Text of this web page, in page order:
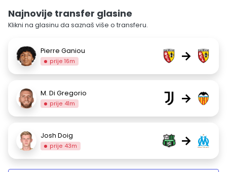
Najnovije transfer glasine
Klikni na glasinu da saznaš više o transferu.
Pierre Ganiou
prije 16m →
M. Di Gregorio
prije 41m →
Josh Doig
prije 43m →